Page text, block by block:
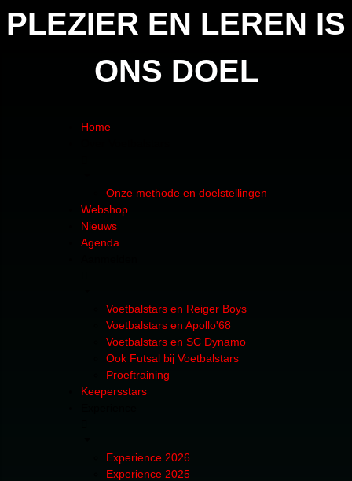
PLEZIER EN LEREN IS
ONS DOEL
Home
Onze methode en doelstellingen
Webshop
Nieuws
Agenda
Voetbalstars en Reiger Boys
Voetbalstars en Apollo'68
Voetbalstars en SC Dynamo
Ook Futsal bij Voetbalstars
Proeftraining
Keepersstars
Experience 2026
Experience 2025